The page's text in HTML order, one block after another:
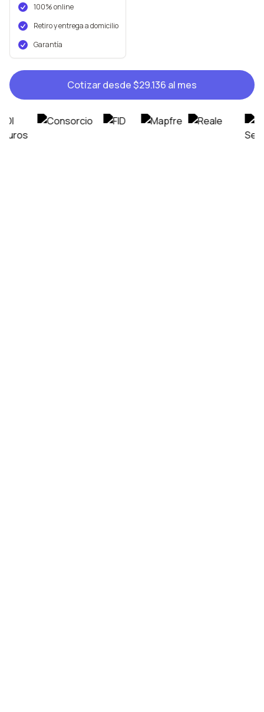
100% online
Retiro y entrega a domicilio
Garantía
Cotizar desde$29.136 al mes